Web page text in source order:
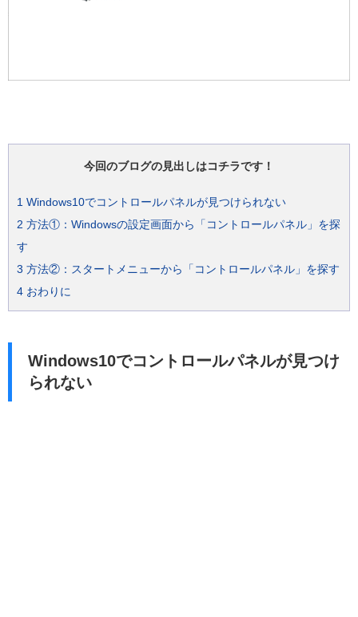
今回のブログの見出しはコチラです！
1 Windows10でコントロールパネルが見つけられない
2 方法①：Windowsの設定画面から「コントロールパネル」を探
す
3 方法②：スタートメニューから「コントロールパネル」を探す
4 おわりに
Windows10でコントロールパネルが見つけ
られない